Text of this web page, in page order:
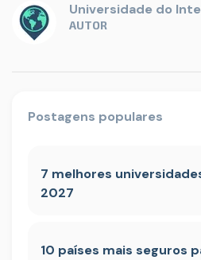
Universidade do
AUTOR
Postagens populares
7 melhores
2027
10 países mais seguros